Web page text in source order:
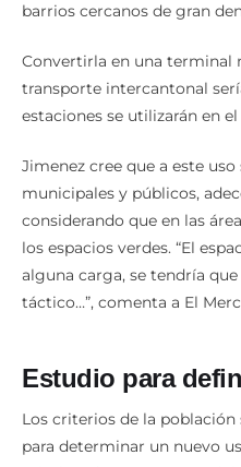
barrios cercanos de gran
Convertirla en una terminal
transporte intercantonal
estaciones se utilizarán en
Jimenez cree que a este
municipales y públicos,
considerando que en las
los espacios verdes. “El
alguna carga, se tendría
táctico…”, comenta a El
Estudio para
Los criterios de la
para determinar un nuevo